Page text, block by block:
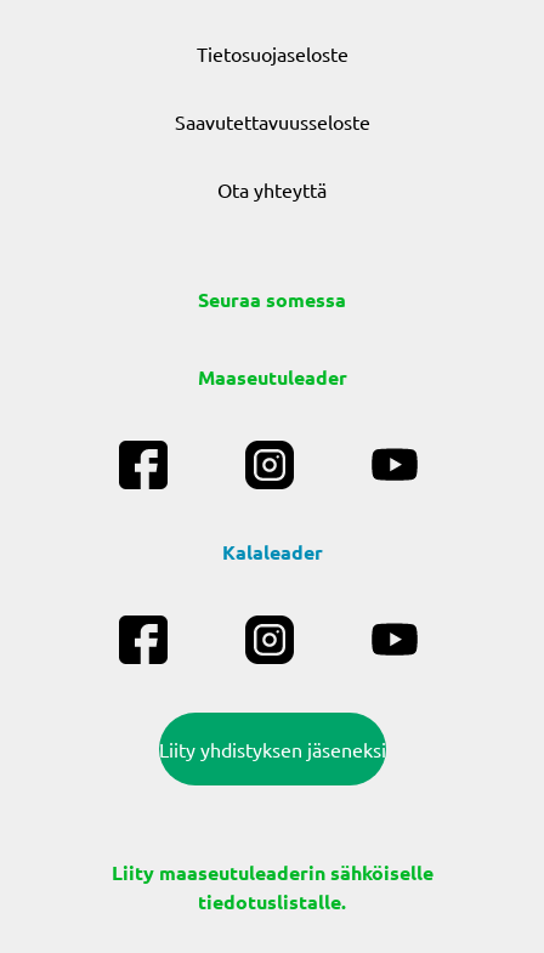
Tietosuojaseloste
Saavutettavuusseloste
Ota yhteyttä
Seuraa somessa
Maaseutuleader
Kalaleader
Liity yhdistyksen jäseneksi
Liity maaseutuleaderin sähköiselle
tiedotuslistalle.